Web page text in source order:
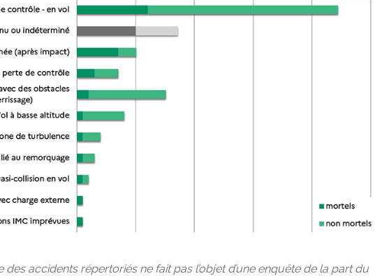
des accidents répertoriés ne fait pas l’objet d’une enquête de la part du